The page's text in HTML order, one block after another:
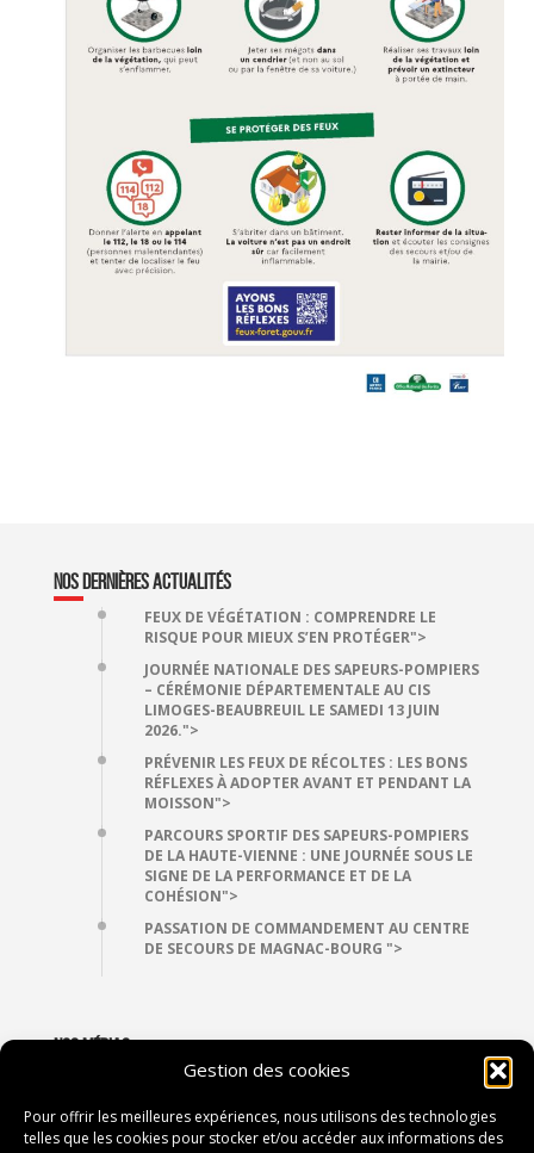
Gestion des cookies
Pour offrir les meilleures expériences, nous utilisons des technologies
telles que les cookies pour stocker et/ou accéder aux informations des
NOS DERNIÈRES ACTUALITÉS
FEUX DE VÉGÉTATION : COMPRENDRE LE
RISQUE POUR MIEUX S’EN PROTÉGER">
JOURNÉE NATIONALE DES SAPEURS-POMPIERS
– CÉRÉMONIE DÉPARTEMENTALE AU CIS
LIMOGES-BEAUBREUIL LE SAMEDI 13 JUIN
2026.">
PRÉVENIR LES FEUX DE RÉCOLTES : LES BONS
RÉFLEXES À ADOPTER AVANT ET PENDANT LA
MOISSON">
PARCOURS SPORTIF DES SAPEURS-POMPIERS
DE LA HAUTE-VIENNE : UNE JOURNÉE SOUS LE
SIGNE DE LA PERFORMANCE ET DE LA
COHÉSION">
PASSATION DE COMMANDEMENT AU CENTRE
DE SECOURS DE MAGNAC-BOURG ">
NOS MÉDIAS
VIDÉOTHÈQUE
PHOTOTHÈQUE